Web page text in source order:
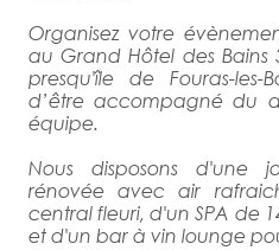
Organisez votre
au Grand Hôtel des
presqu'île de Fouras-
d’être accompagné du
équipe.
Nous disposons d'une
rénovée avec air
central fleuri, d'un SPA de
et d'un bar à vin lounge